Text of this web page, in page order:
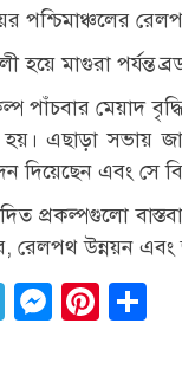
পশ্চিমাঞ্চলের
হয়ে মাগুরা পর্যন্ত
পাঁচবার মেয়াদ
হয়। এছাড়া
দিয়েছেন এবং
প্রকল্পগুলো
রেলপথ উন্নয়ন
Telegram